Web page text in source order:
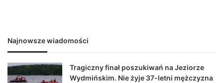
Najnowsze wiadomości
Tragiczny finał poszukiwań na Jeziorze
Wydmińskim. Nie żyje 37-letni mężczyzna